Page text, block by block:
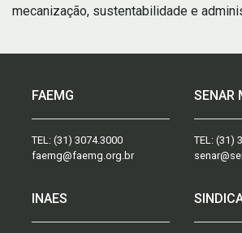
mecanização, sustentabilidade e
FAEMG
TEL: (31) 3074.3000
faemg@faemg.org.br
SENAR
TEL: (31)
INAES